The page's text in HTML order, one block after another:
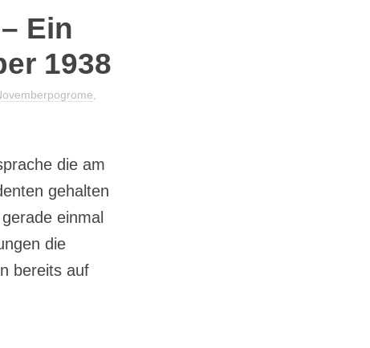
Ein
1938
die am
gehalten
einmal
die
bereits auf